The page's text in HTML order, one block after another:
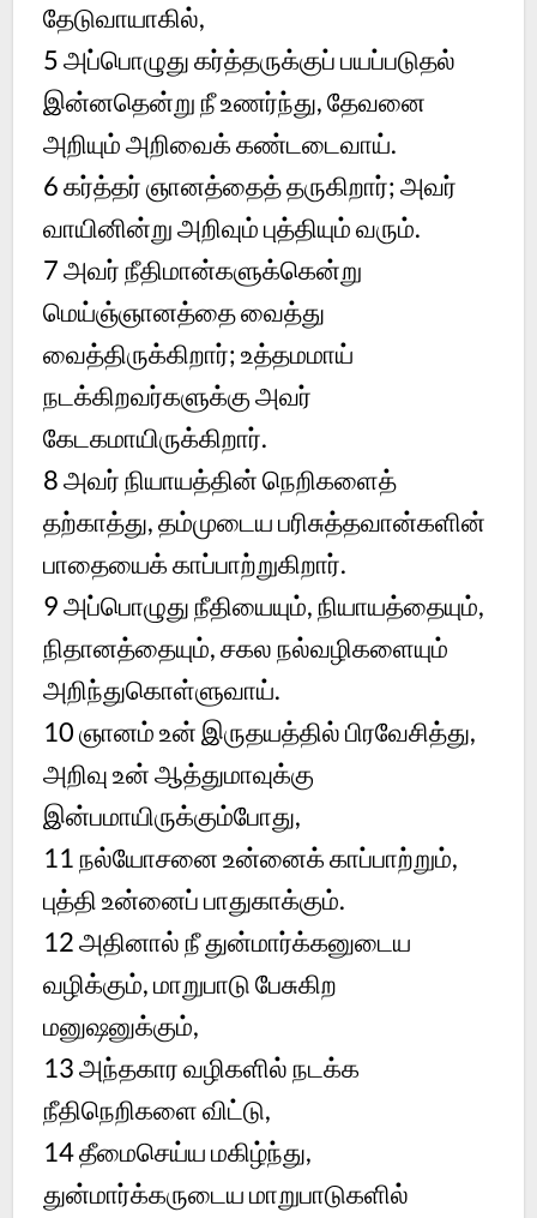
தேடுவாயாகில்,
5 அப்பொழுது கர்த்தருக்குப் பயப்படுதல்
இன்னதென்று நீ உணர்ந்து, தேவனை
அறியும் அறிவைக் கண்டடைவாய்.
6 கர்த்தர் ஞானத்தைத் தருகிறார்; அவர்
வாயினின்று அறிவும் புத்தியும் வரும்.
7 அவர் நீதிமான்களுக்கென்று
மெய்ஞ்ஞானத்தை வைத்து
வைத்திருக்கிறார்; உத்தமமாய்
நடக்கிறவர்களுக்கு அவர்
கேடகமாயிருக்கிறார்.
8 அவர் நியாயத்தின் நெறிகளைத்
தற்காத்து, தம்முடைய பரிசுத்தவான்களின்
பாதையைக் காப்பாற்றுகிறார்.
9 அப்பொழுது நீதியையும், நியாயத்தையும்,
நிதானத்தையும், சகல நல்வழிகளையும்
அறிந்துகொள்ளுவாய்.
10 ஞானம் உன் இருதயத்தில் பிரவேசித்து,
அறிவு உன் ஆத்துமாவுக்கு
இன்பமாயிருக்கும்போது,
11 நல்யோசனை உன்னைக் காப்பாற்றும்,
புத்தி உன்னைப் பாதுகாக்கும்.
12 அதினால் நீ துன்மார்க்கனுடைய
வழிக்கும், மாறுபாடு பேசுகிற
மனுஷனுக்கும்,
13 அந்தகார வழிகளில் நடக்க
நீதிநெறிகளை விட்டு,
14 தீமைசெய்ய மகிழ்ந்து,
துன்மார்க்கருடைய மாறுபாடுகளில்